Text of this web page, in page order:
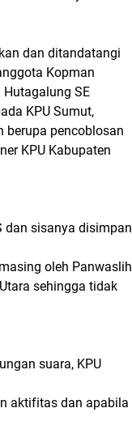
dan ditandatangi
Kopman
Hutagalung SE
KPU Sumut,
berupa pencoblosan
KPU Kabupaten
dan sisanya disimpan
oleh Panwaslih
sehingga tidak
suara, KPU
aktifitas dan apabila